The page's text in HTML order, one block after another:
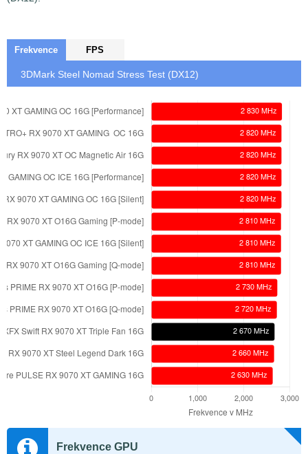
Frekvence FPS
3DMark Steel Nomad Stress Test (DX12)
Frekvence GPU